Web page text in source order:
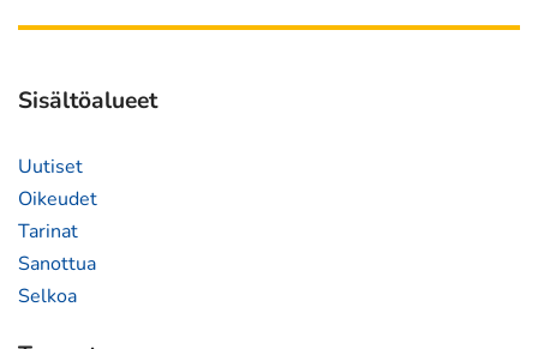
siirryt
Sisältöalueet
Uutiset
Oikeudet
Tarinat
Sanottua
Selkoa